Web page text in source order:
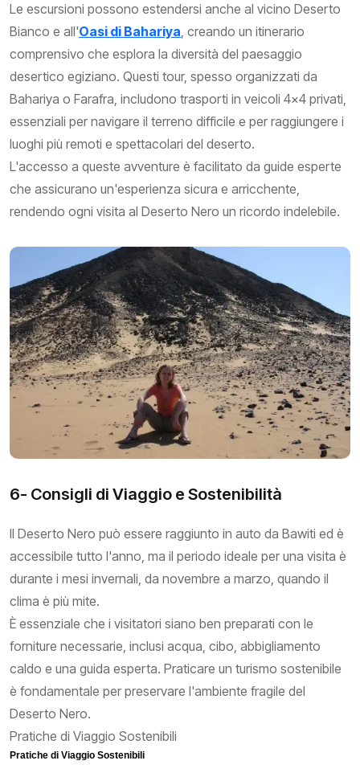
Le escursioni possono estendersi anche al vicino Deserto
Bianco e all'Oasi di Bahariya, creando un itinerario
comprensivo che esplora la diversità del paesaggio
desertico egiziano. Questi tour, spesso organizzati da
Bahariya o Farafra, includono trasporti in veicoli 4x4 privati,
essenziali per navigare il terreno difficile e per raggiungere i
luoghi più remoti e spettacolari del deserto.
L'accesso a queste avventure è facilitato da guide esperte
che assicurano un'esperienza sicura e arricchente,
rendendo ogni visita al Deserto Nero un ricordo indelebile.
6- Consigli di Viaggio e Sostenibilità
Il Deserto Nero può essere raggiunto in auto da Bawiti ed è
accessibile tutto l'anno, ma il periodo ideale per una visita è
durante i mesi invernali, da novembre a marzo, quando il
clima è più mite.
È essenziale che i visitatori siano ben preparati con le
forniture necessarie, inclusi acqua, cibo, abbigliamento
caldo e una guida esperta. Praticare un turismo sostenibile
è fondamentale per preservare l'ambiente fragile del
Deserto Nero.
Pratiche di Viaggio Sostenibili
Pratiche di Viaggio Sostenibili